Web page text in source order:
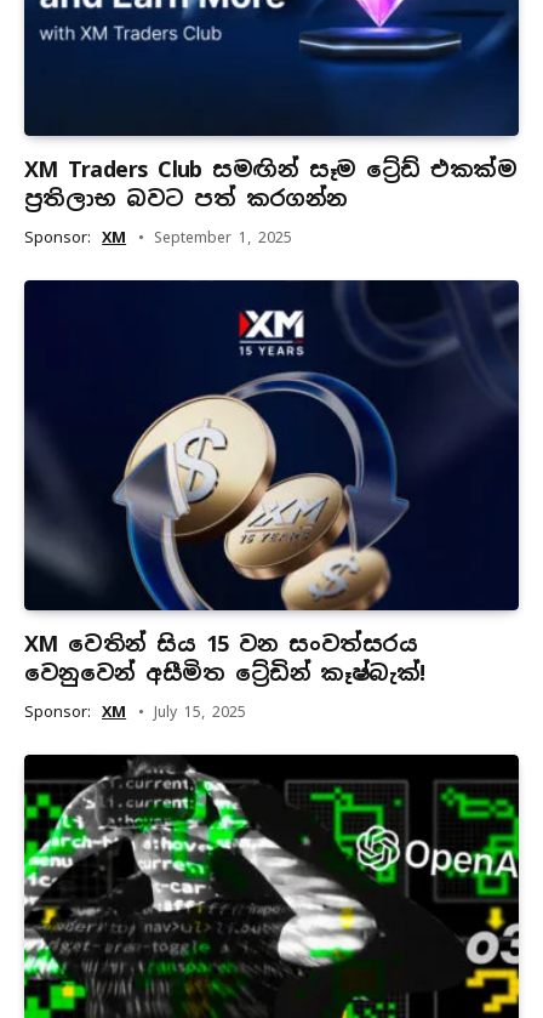
XM Traders Club සමඟින් සෑම ට්‍රේඩ් එකක්ම
ප්‍රතිලාභ බවට පත් කරගන්න
Sponsor: XM September 1, 2025
XM වෙතින් සිය 15 වන සංවත්සරය
වෙනුවෙන් අසීමිත ට්‍රේඩින් කෑෂ්බැක්!
Sponsor: XM July 15, 2025